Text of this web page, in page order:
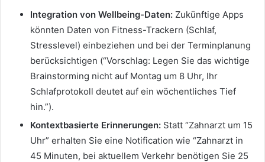
Integration von Wellbeing-Daten: Zukünftige Apps
könnten Daten von Fitness-Trackern (Schlaf,
Stresslevel) einbeziehen und bei der Terminplanung
berücksichtigen (“Vorschlag: Legen Sie das wichtige
Brainstorming nicht auf Montag um 8 Uhr, Ihr
Schlafprotokoll deutet auf ein wöchentliches Tief
hin.”).
Kontextbasierte Erinnerungen: Statt “Zahnarzt um 15
Uhr” erhalten Sie eine Notification wie “Zahnarzt in
45 Minuten, bei aktuellem Verkehr benötigen Sie 25